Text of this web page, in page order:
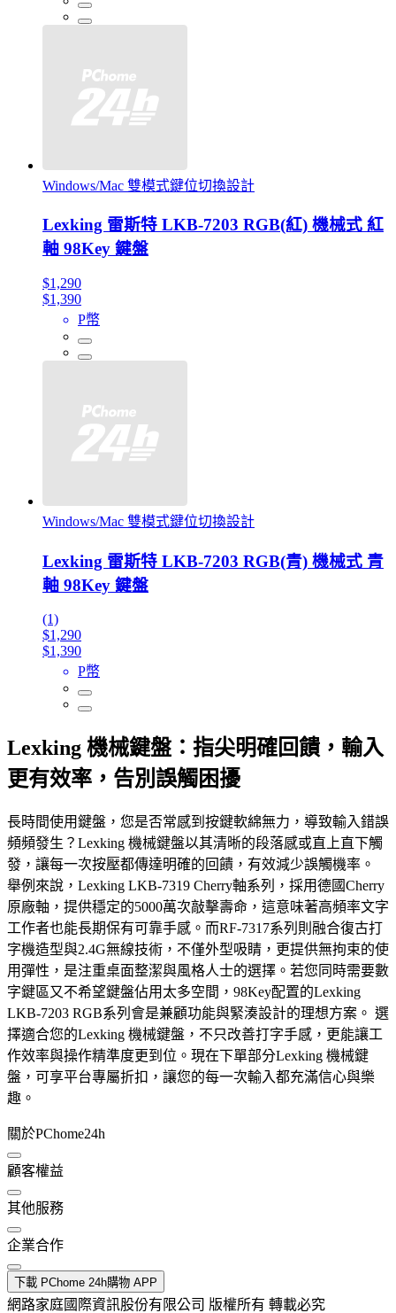
Windows/Mac 雙模式鍵位切換設計
Lexking 雷斯特 LKB-7203 RGB(紅) 機械式 紅
軸 98Key 鍵盤
$1,290
$1,390
P幣
Windows/Mac 雙模式鍵位切換設計
Lexking 雷斯特 LKB-7203 RGB(青) 機械式 青
軸 98Key 鍵盤
(1)
$1,290
$1,390
P幣
Lexking 機械鍵盤：指尖明確回饋，輸入
更有效率，告別誤觸困擾
長時間使用鍵盤，您是否常感到按鍵軟綿無力，導致輸入錯誤
頻頻發生？Lexking 機械鍵盤以其清晰的段落感或直上直下觸
發，讓每一次按壓都傳達明確的回饋，有效減少誤觸機率。
舉例來說，Lexking LKB-7319 Cherry軸系列，採用德國Cherry
原廠軸，提供穩定的5000萬次敲擊壽命，這意味著高頻率文字
工作者也能長期保有可靠手感。而RF-7317系列則融合復古打
字機造型與2.4G無線技術，不僅外型吸睛，更提供無拘束的使
用彈性，是注重桌面整潔與風格人士的選擇。若您同時需要數
字鍵區又不希望鍵盤佔用太多空間，98Key配置的Lexking
LKB-7203 RGB系列會是兼顧功能與緊湊設計的理想方案。 選
擇適合您的Lexking 機械鍵盤，不只改善打字手感，更能讓工
作效率與操作精準度更到位。現在下單部分Lexking 機械鍵
盤，可享平台專屬折扣，讓您的每一次輸入都充滿信心與樂
趣。
關於PChome24h
顧客權益
其他服務
企業合作
下載 PChome 24h購物 APP
網路家庭國際資訊股份有限公司 版權所有 轉載必究